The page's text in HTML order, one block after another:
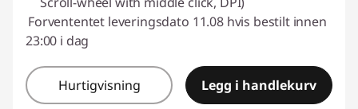
Forvententet leveringsdato 11.08 hvis bestilt innen
23:00 i dag
Hurtigvisning Legg i handlekurv